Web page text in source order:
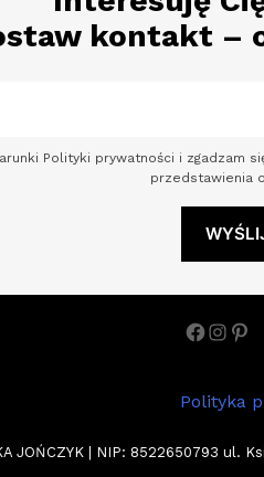
kontakt –
Polityki prywatności i zgadzam
przedstawienia
Facebook Instagram Pinterest
Polityka
JOŃCZYK | NIP: 8522650793